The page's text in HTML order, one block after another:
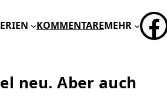
KOMMENTARE MEHR
neu. Aber auch